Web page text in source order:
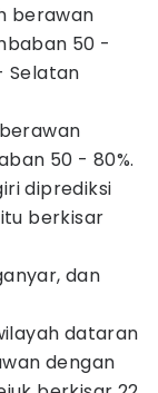
berawan
50 -
Selatan
50 - 80%.
diprediksi
berkisar
dan
dataran
dengan